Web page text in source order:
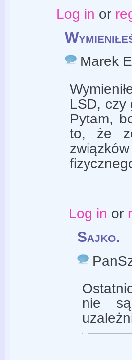
Log in or
Marek
LSD, czy
Pytam,
to, że
Log in or
Sajko.
nie